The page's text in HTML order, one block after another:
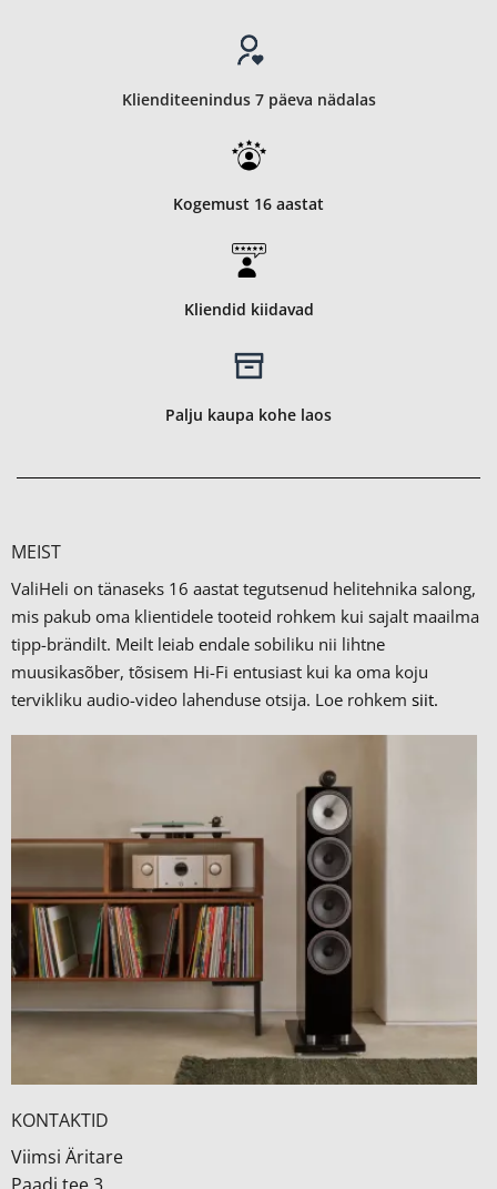
Klienditeenindus 7 päeva nädalas
Kogemust 16 aastat
Kliendid kiidavad
Palju kaupa kohe laos
MEIST
ValiHeli on tänaseks 16 aastat tegutsenud helitehnika salong,
mis pakub oma klientidele tooteid rohkem kui sajalt maailma
tipp-brändilt. Meilt leiab endale sobiliku nii lihtne
muusikasõber, tõsisem Hi-Fi entusiast kui ka oma koju
tervikliku audio-video lahenduse otsija. Loe rohkem siit.
KONTAKTID
Viimsi Äritare